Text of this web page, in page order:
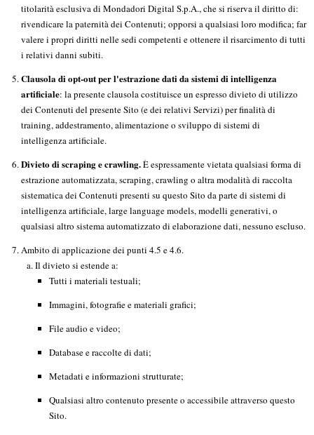
titolarità esclusiva di Mondadori Digital S.p.A., che si riserva il diritto di:
rivendicare la paternità dei Contenuti; opporsi a qualsiasi loro modifica; far
valere i propri diritti nelle sedi competenti e ottenere il risarcimento di tutti
i relativi danni subiti.
Clausola di opt-out per l'estrazione dati da sistemi di intelligenza
artificiale: la presente clausola costituisce un espresso divieto di utilizzo
dei Contenuti del presente Sito (e dei relativi Servizi) per finalità di
training, addestramento, alimentazione o sviluppo di sistemi di
intelligenza artificiale.
Divieto di scraping e crawling.È espressamente vietata qualsiasi forma di
estrazione automatizzata, scraping, crawling o altra modalità di raccolta
sistematica dei Contenuti presenti su questo Sito da parte di sistemi di
intelligenza artificiale, large language models, modelli generativi, o
qualsiasi altro sistema automatizzato di elaborazione dati, nessuno escluso.
Ambito di applicazione dei punti 4.5 e 4.6.
Il divieto si estende a:
Tutti i materiali testuali;
Immagini, fotografie e materiali grafici;
File audio e video;
Database e raccolte di dati;
Metadati e informazioni strutturate;
Qualsiasi altro contenuto presente o accessibile attraverso questo
Sito.